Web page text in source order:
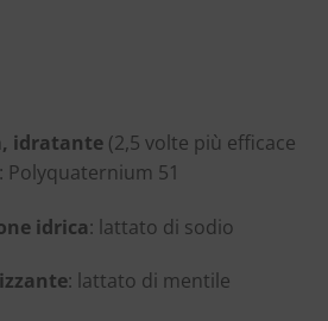
idratante (2,5 volte più efficace
Polyquaternium 51
idrica: lattato di sodio
: lattato di mentile